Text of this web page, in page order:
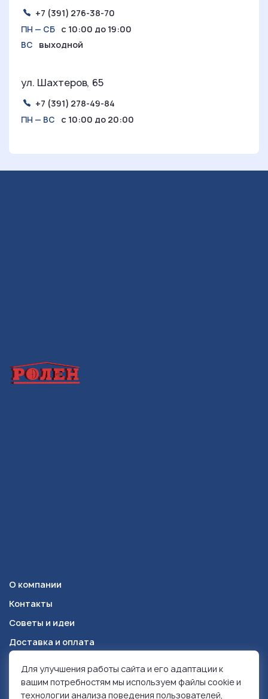
+7 (391) 276-38-70
ПН — СБ с 10:00 до 19:00
ВС выходной
ул. Шахтеров, 65
+7 (391) 278-49-84
ПН — ВС с 10:00 до 20:00
О компании
Контакты
Советы и идеи
Доставка и оплата
Красноярск +7 (391) 278-49-84
Для улучшения работы сайта и его адаптации к
вашим потребностям мы используем файлы cookie и
технологии анализа поведения пользователей,